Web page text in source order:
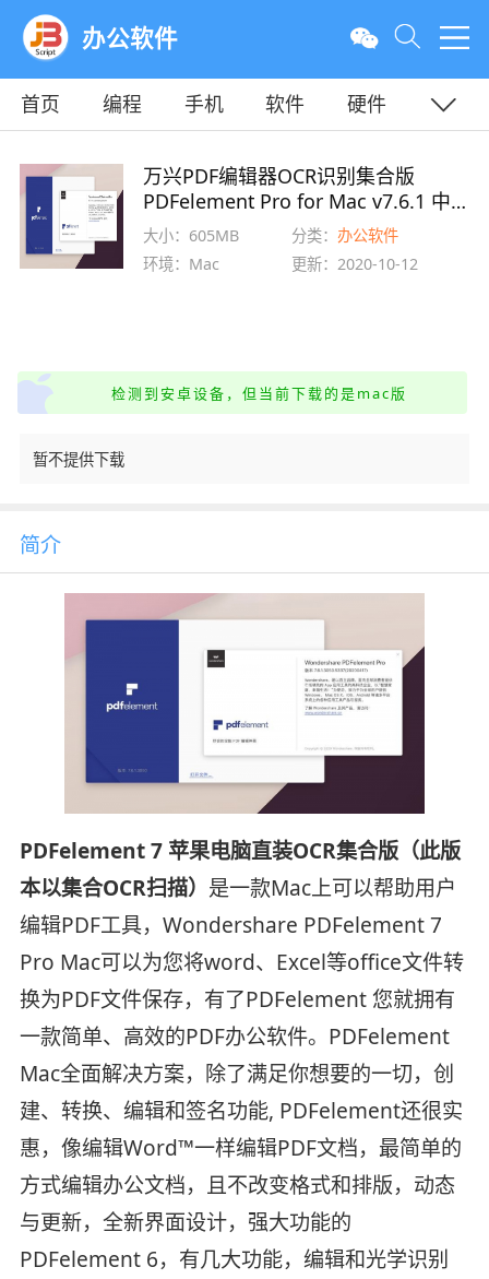
办公软件
首页 编程 手机 软件
硬件
万兴PDF编辑器OCR识别集合版
PDFelement Pro for Mac v7.6.1 中
文直装破解版
大小：605MB 分类：办公软件
环境：Mac
更新：2020-10-12
检测到安卓设备，但当前下载的是mac版
暂不提供下载
简介
PDFelement 7 苹果电脑直装OCR集合版（此版
本以集合OCR扫描） 是一款Mac上可以帮助用户
编辑PDF工具，Wondershare PDFelement 7
Pro Mac可以为您将word、Excel等office文件转
换为PDF文件保存，有了PDFelement 您就拥有
一款简单、高效的PDF办公软件。PDFelement
Mac全面解决方案，除了满足你想要的一切，创
建、转换、编辑和签名功能, PDFelement还很实
惠，像编辑Word™一样编辑PDF文档，最简单的
方式编辑办公文档，且不改变格式和排版，动态
与更新，全新界面设计，强大功能的
PDFelement 6，有几大功能，编辑和光学识别